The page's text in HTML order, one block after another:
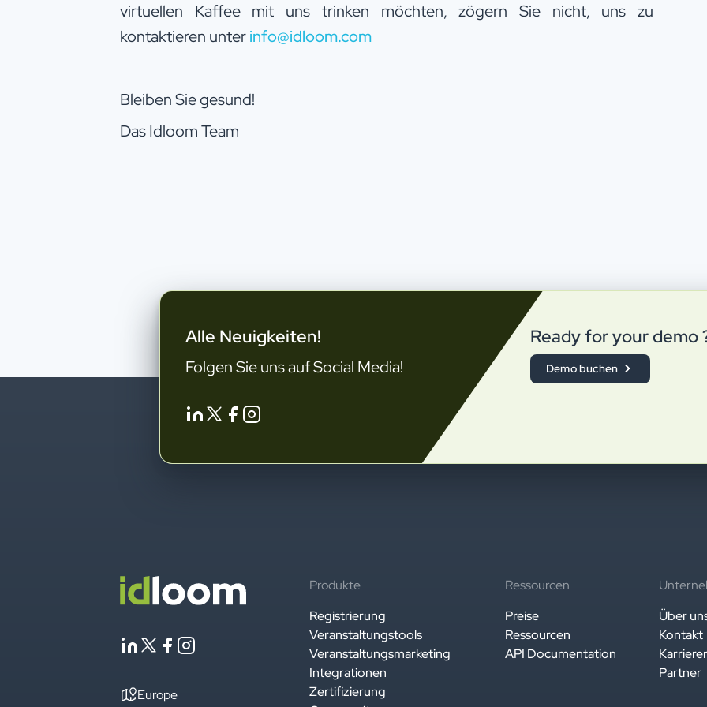
virtuellen Kaffee mit uns trinken möchten, zögern Sie nicht, uns zu
kontaktieren unterinfo@idloom.com
Bleiben Sie gesund!
Das Idloom Team
Alle Neuigkeiten!
Folgen Sie uns auf Social Media!
Ready for your demo
Demo buchen
Europe
Produkte
Registrierung
Veranstaltungstools
Veranstaltungsmarketing
Integrationen
Zertifizierung
Ressourcen
Preise
Ressourcen
API Documentation
Über
Kontakt
Partner